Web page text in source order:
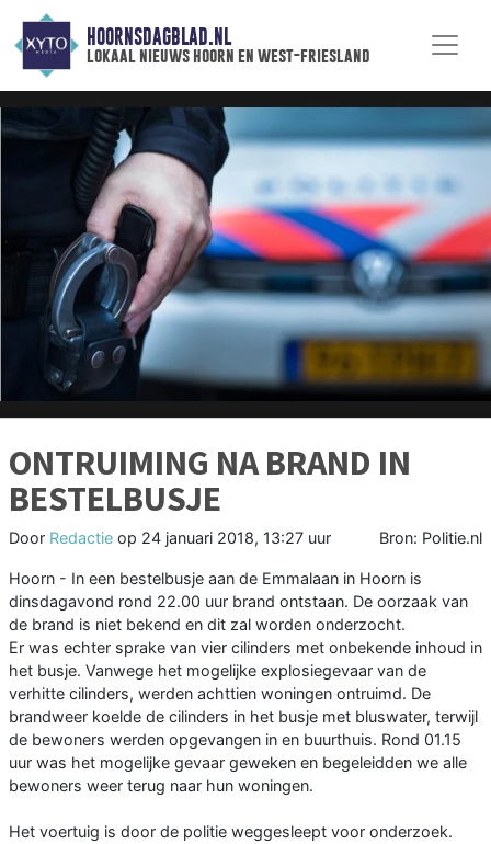
HOORNSDAGBLAD.NL
lokaal nieuws hoorn en west-friesland
ONTRUIMING NA BRAND IN
BESTELBUSJE
Door Redactie op 24 januari 2018, 13:27 uur Bron: Politie.nl
Hoorn - In een bestelbusje aan de Emmalaan in Hoorn is
dinsdagavond rond 22.00 uur brand ontstaan. De oorzaak van
de brand is niet bekend en dit zal worden onderzocht.
Er was echter sprake van vier cilinders met onbekende inhoud in
het busje. Vanwege het mogelijke explosiegevaar van de
verhitte cilinders, werden achttien woningen ontruimd. De
brandweer koelde de cilinders in het busje met bluswater, terwijl
de bewoners werden opgevangen in en buurthuis. Rond 01.15
uur was het mogelijke gevaar geweken en begeleidden we alle
bewoners weer terug naar hun woningen.
Het voertuig is door de politie weggesleept voor onderzoek.